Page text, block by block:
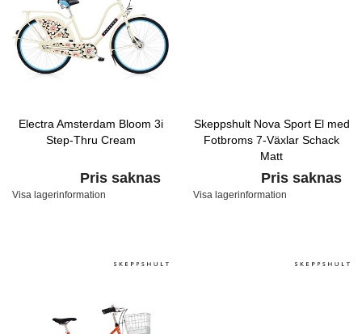
Electra Amsterdam Bloom 3i
Step-Thru Cream
Pris saknas
Visa lagerinformation
Skeppshult Nova Sport El med
Fotbroms 7-Växlar Schack
Matt
Pris saknas
Visa lagerinformation